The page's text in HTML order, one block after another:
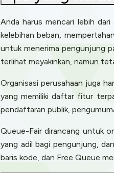
Anda harus mencari lebih
kelebihan beban,
untuk menerima pengunjung
terlihat meyakinkan, namun
Organisasi perusahaan juga
yang memiliki daftar fitur
pendaftaran publik,
Queue-Fair dirancang untuk
yang adil bagi pengunjung,
baris kode, dan Free Queue